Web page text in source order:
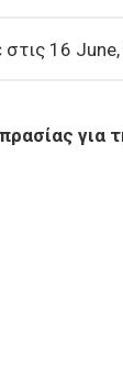
στις 16
για
Διακήρυξη